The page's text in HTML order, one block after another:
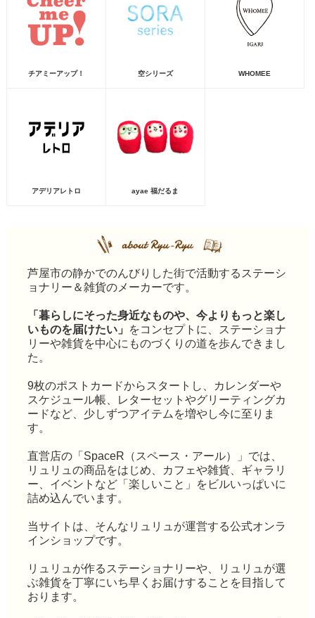
チアミーアップ！ 空シリーズ WHOMEE
アデリアレトロ ayae 福だるま
芦屋市の静かでのんびりした街で活動するステーシ
ョナリー＆雑貨のメーカーです。
「暮らしにそった身近なものや、今よりもっと楽し
いものを届けたい」
をコンセプトに、ステーショナ
リーや雑貨を中心にものづくりの道を歩んできまし
た。
9枚のポストカードからスタートし、カレンダーや
スケジュール帳、レターセットやグリーティングカ
ードなど、少しずつアイテムを増やし今に至りま
す。
直営店の「SpaceR（スペース・アール）」では、
リュリュの商品をはじめ、カフェや雑貨、ギャラリ
ー、イベントなど「楽しいこと」をビルいっぱいに
詰め込んでいます。
当サイトは、そんなリュリュが運営する公式オンラ
インショップです。
リュリュが作るステーショナリーや、リュリュが選
ぶ雑貨を丁寧にいち早くお届けすることを目指して
おります。